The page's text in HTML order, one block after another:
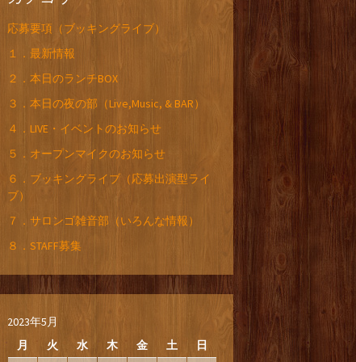
応募要項（ブッキングライブ）
１．最新情報
２．本日のランチBOX
３．本日の夜の部（Live,Music, & BAR）
４．LIVE・イベントのお知らせ
５．オープンマイクのお知らせ
６．ブッキングライブ（応募出演型ライ
ブ）
７．サロンゴ雑音部（いろんな情報）
８．STAFF募集
2023年5月
月
火 水 木 金 土 日